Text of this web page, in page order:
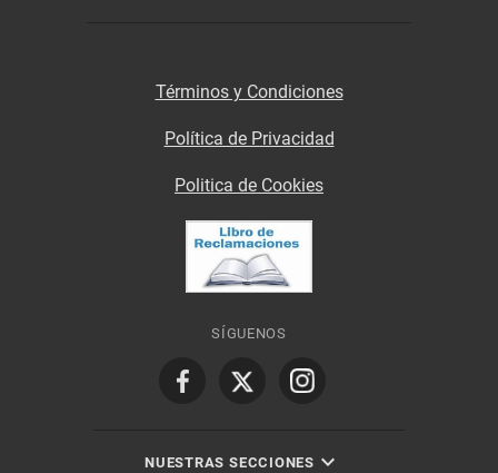
Términos y Condiciones
Política de Privacidad
Politica de Cookies
SÍGUENOS
NUESTRAS SECCIONES